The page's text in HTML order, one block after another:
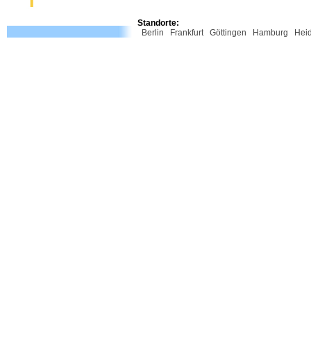
Standorte:
Berlin
Frankfurt Göttingen Hamburg